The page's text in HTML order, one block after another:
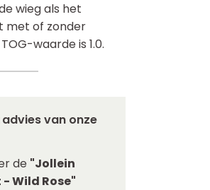
wieg als het
met of zonder
waarde is 1.0.
van onze
de "Jollein
Wild Rose"